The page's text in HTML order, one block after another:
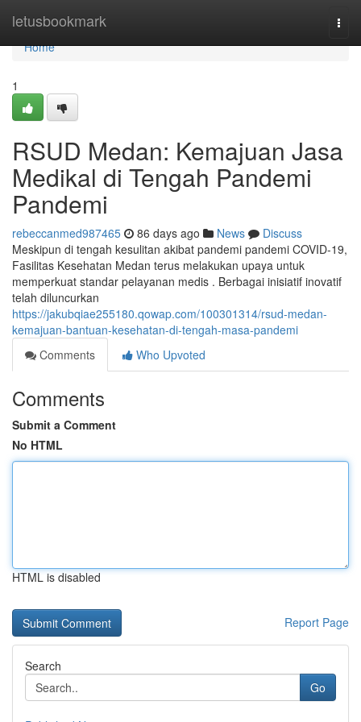
letusbookmark
Home
Home
1
RSUD Medan: Kemajuan Jasa
Medikal di Tengah Pandemi
Pandemi
rebeccanmed987465 86 days ago News
Discuss
Meskipun di tengah kesulitan akibat pandemi pandemi COVID-19,
Fasilitas Kesehatan Medan terus melakukan upaya untuk
memperkuat standar pelayanan medis . Berbagai inisiatif inovatif
telah diluncurkan
https://jakubqiae255180.qowap.com/100301314/rsud-medan-
kemajuan-bantuan-kesehatan-di-tengah-masa-pandemi
Comments
Who Upvoted
Comments
Submit a Comment
No HTML
HTML is disabled
Report Page
Search
Go